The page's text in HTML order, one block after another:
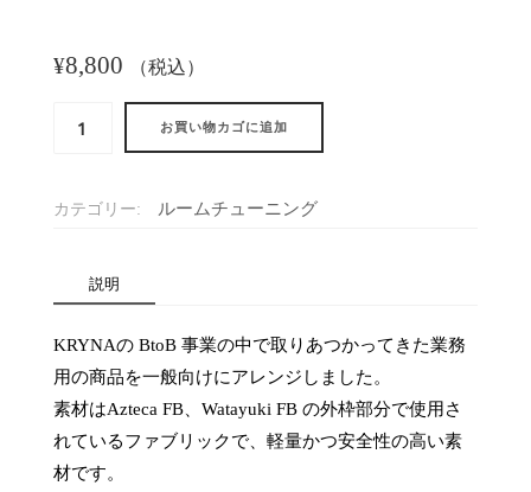
¥8,800 （税込）
吸
イ
ル
４
セ
ッ
お買い物カゴに追加
カテゴリー: ルームチューニング
説明
KRYNAの BtoB 事業の中で取りあつかってきた業務
用の商品を一般向けにアレンジしました。
素材はAzteca FB、Watayuki FB の外枠部分で使用さ
れているファブリックで、軽量かつ安全性の高い素
材です。